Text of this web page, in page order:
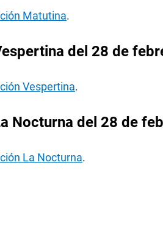
Matutina.
del 28 de
Vespertina.
Nocturna del 28 de
La Nocturna.